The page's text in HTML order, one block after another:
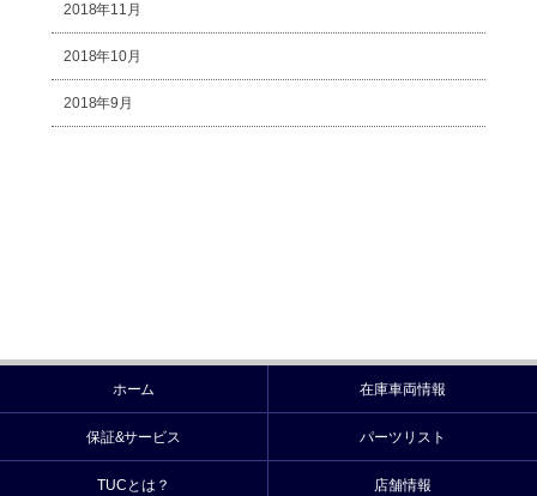
2018年11月
2018年10月
2018年9月
ホーム 在庫車両情報
保証&サービス パーツリスト
TUCとは？ 店舗情報